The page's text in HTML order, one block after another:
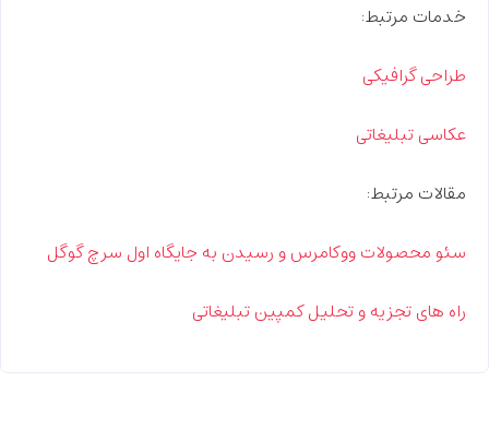
خدمات مرتبط:
طراحی گرافیکی
عکاسی تبلیغاتی
مقالات مرتبط:
سئو محصولات ووکامرس و رسیدن به جایگاه اول سرچ گوگل
راه های تجزیه و تحلیل کمپین تبلیغاتی